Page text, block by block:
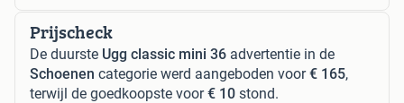
Prijscheck
De duurste Ugg classic mini 36 advertentie in de
Schoenen categorie werd aangeboden voor€ 165,
terwijl de goedkoopste voor€ 10 stond.